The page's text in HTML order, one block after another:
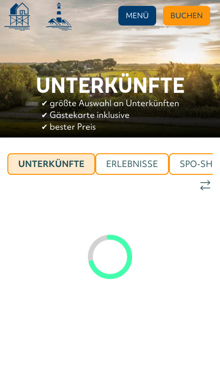
MENÜ BUCHEN
UNTERKÜNFTE
✔︎größte Auswahl an Unterkünften
✔︎Gästekarte inklusive
✔︎ bester Preis
UNTERKÜNFTE ERLEBNISSE SPO-